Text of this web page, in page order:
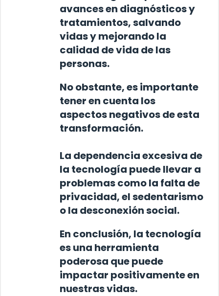
avances en diagnósticos y
tratamientos, salvando
vidas y mejorando la
calidad de vida de las
personas.
No obstante, es importante
tener en cuenta los
aspectos negativosde esta
transformación.
La dependencia excesiva de
la tecnología puede llevar a
problemas como la falta de
privacidad, el sedentarismo
o la desconexión social.
En conclusión, la tecnología
es una herramienta
poderosa que puede
impactar positivamente en
nuestras vidas.